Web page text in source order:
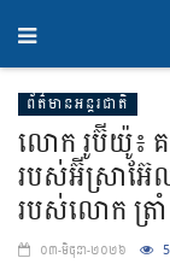
ព័ត៌មានអន្តរជាតិ
លោក រូប៊ីយ៉ូ៖ គ
របស់អ៊ីស្រាអ៊ែ
របស់លោក ត្រ
០៣-មិថុនា-២០២៦